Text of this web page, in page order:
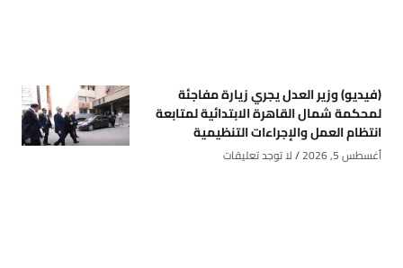
(فيديو) وزير العدل يجري زيارة مفاجئة
لمحكمة شمال القاهرة الابتدائية لمتابعة
انتظام العمل والإجراءات التنظيمية
أغسطس 5, 2026 لا توجد تعليقات